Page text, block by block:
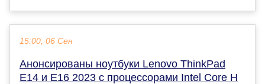
15:00, 06 Сен
Анонсированы ноутбуки Lenovo ThinkPad
E14 и E16 2023 с процессорами Intel Core H